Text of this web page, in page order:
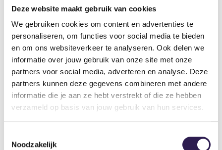
Deze website maakt gebruik van cookies
We gebruiken cookies om content en advertenties te
personaliseren, om functies voor social media te bieden
en om ons websiteverkeer te analyseren. Ook delen we
informatie over jouw gebruik van onze site met onze
partners voor social media, adverteren en analyse. Deze
partners kunnen deze gegevens combineren met andere
informatie die je aan ze hebt verstrekt of die ze hebben
verzameld op basis van jouw gebruik van hun services.
Noodzakelijk
op een schuine bank die in een hoek van 45 graden staat.
Trek je schouderbladen naar achteren en laat de
dumbbells aan je zij hangen met je handpalmen naar
voren. Draai vervolgens de dumbbells omhoog, buig de
ellebogen en breng beide gewichten naar je schouders.
Pauzeer en laat je armen terugzakken naar de
beginpositie.